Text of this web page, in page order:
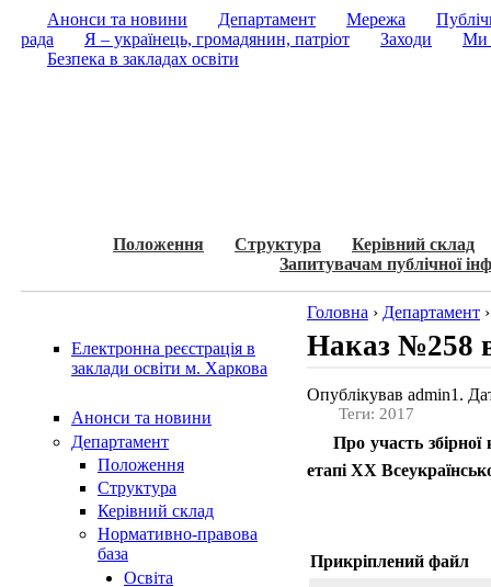
Анонси та новини Департамент Мережа
рада
Я – українець, громадянин, патріот Заходи
Ми
Безпека в закладах освіти
Положення Структура
Керівний склад
Запитувачам публічної
Електронна реєстрація в
заклади освіти м. Харкова
Анонси та новини
Департамент
Положення
Структура
Керівний склад
Нормативно-правова
база
Освiта
Головна › Департамент
Наказ №258
Опублікував admin1.
Теги: 2017
Про участь
етапі ХХ
Прикріплений файл